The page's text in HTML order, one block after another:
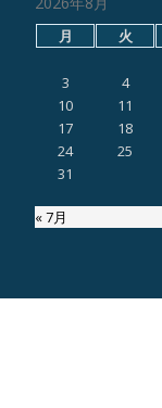
月 火
3
4
10
11
17
18
24
25
31
« 7月